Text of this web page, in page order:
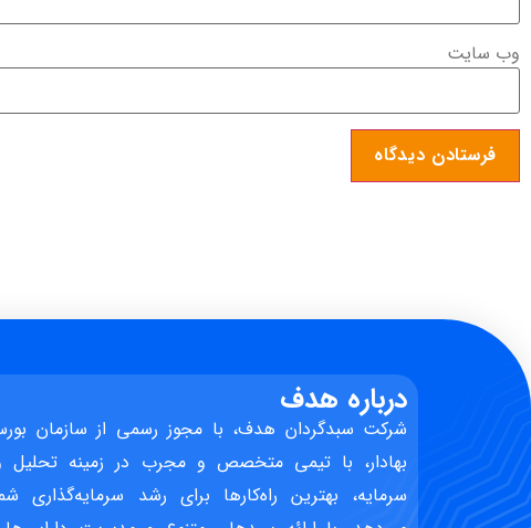
وب‌ سایت
درباره هدف
شرکت سبدگردان هدف، با مجوز رسمی از سازمان
بهادار، با تیمی متخصص و مجرب در زمینه تحلیل
سرمایه، بهترین راه‌کارها برای رشد سرمایه‌گذاری